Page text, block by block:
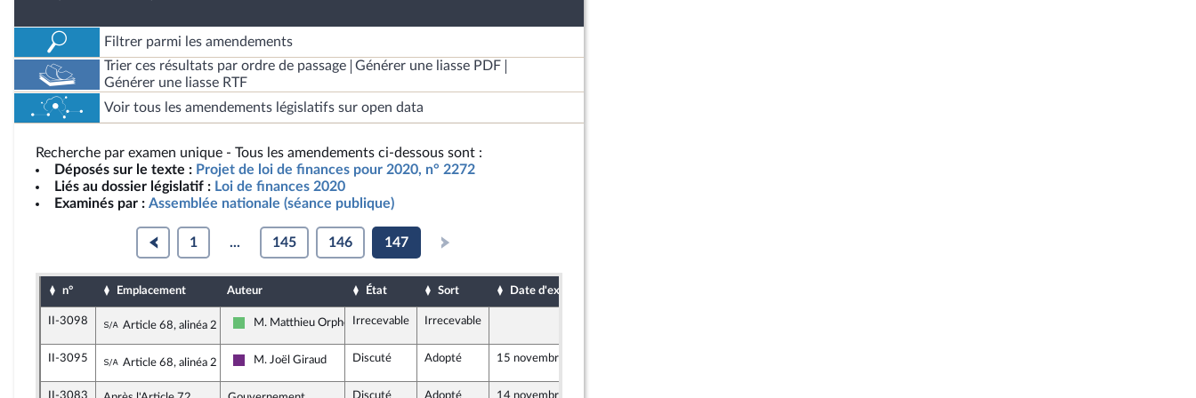
Filtrer parmi les amendements
Trier ces résultats par ordre de passage
Générer une liasse PDF
Générer une liasse RTF
Voir tous les amendements législatifs sur open data
Recherche par examen unique - Tous les amendements ci-dessous sont :
Déposés sur le texte : Projet de loi de finances pour 2020, n° 2272
Liés au dossier législatif : Loi de finances 2020
Examinés par : Assemblée nationale (séance publique)
1 ... 145 146 147
n° Emplacement Auteur État Sort Date d'examen
II-3098 Sous-amendement de l'amendement n°II-2598
Article 68, alinéa 2 Libertés et Territoires
M. Matthieu OrphelinIrrecevable Irrecevable
II-3095 Sous-amendement de l'amendement n°II-2607
Article 68, alinéa 2 La République en Marche
M. Joël Giraud Discuté Adopté 15 novembre 2019
II-3083 Discuté Adopté 14 novembre 2019